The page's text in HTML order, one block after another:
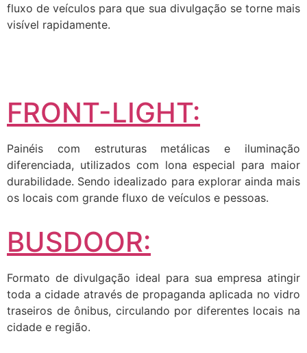
fluxo de veículos para que sua divulgação se torne mais
visível rapidamente.
FRONT-LIGHT:
Painéis com estruturas metálicas e iluminação
diferenciada, utilizados com lona especial para maior
durabilidade. Sendo idealizado para explorar ainda mais
os locais com grande fluxo de veículos e pessoas.
BUSDOOR:
Formato de divulgação ideal para sua empresa atingir
toda a cidade através de propaganda aplicada no vidro
traseiros de ônibus, circulando por diferentes locais na
cidade e região.